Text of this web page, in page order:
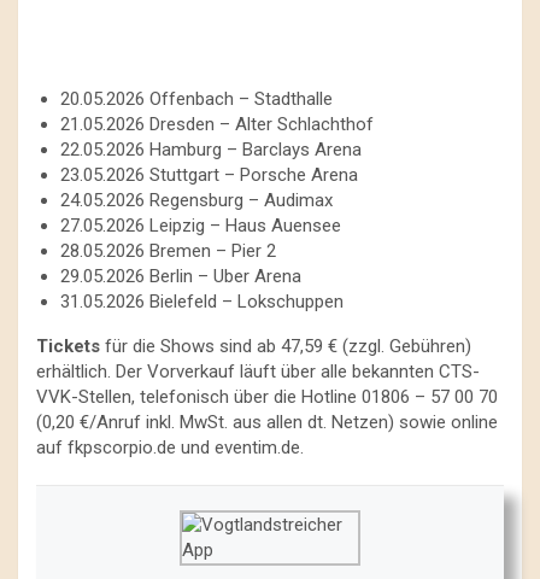
20.05.2026 Offenbach – Stadthalle
21.05.2026 Dresden – Alter Schlachthof
22.05.2026 Hamburg – Barclays Arena
23.05.2026 Stuttgart – Porsche Arena
24.05.2026 Regensburg – Audimax
27.05.2026 Leipzig – Haus Auensee
28.05.2026 Bremen – Pier 2
29.05.2026 Berlin – Uber Arena
31.05.2026 Bielefeld – Lokschuppen
Tickets für die Shows sind ab 47,59 € (zzgl. Gebühren)
erhältlich. Der Vorverkauf läuft über alle bekannten CTS-
VVK-Stellen, telefonisch über die Hotline 01806 – 57 00 70
(0,20 €/Anruf inkl. MwSt. aus allen dt. Netzen) sowie online
auf fkpscorpio.de und eventim.de.